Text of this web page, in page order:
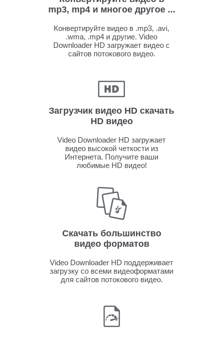
mp3, mp4 и многое другое ...
Конвертируйте видео в .mp3, .avi,
.wma, .mp4 и другие. Video
Downloader HD загружает видео с
сайтов потокового видео.
Загрузчик видео HD скачать
HD видео
Video Downloader HD загружает
видео высокой четкости из
Интернета. Получите ваши
любимые HD видео!
Скачать большинство
видео форматов
Video Downloader HD поддерживает
загрузку со всеми видеоформатами
для сайтов потокового видео.